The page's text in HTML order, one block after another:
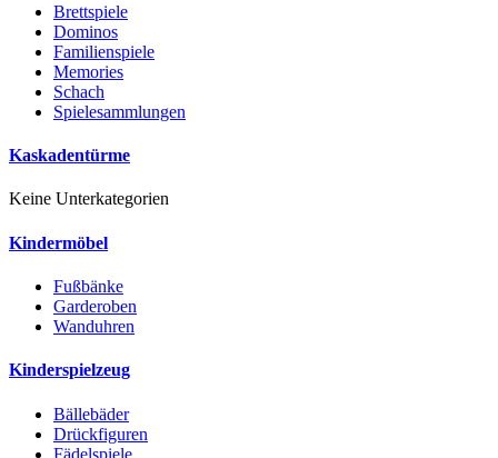
Brettspiele
Dominos
Familienspiele
Memories
Schach
Spielesammlungen
Kaskadentürme
Keine Unterkategorien
Kindermöbel
Fußbänke
Garderoben
Wanduhren
Kinderspielzeug
Bällebäder
Drückfiguren
Fädelspiele